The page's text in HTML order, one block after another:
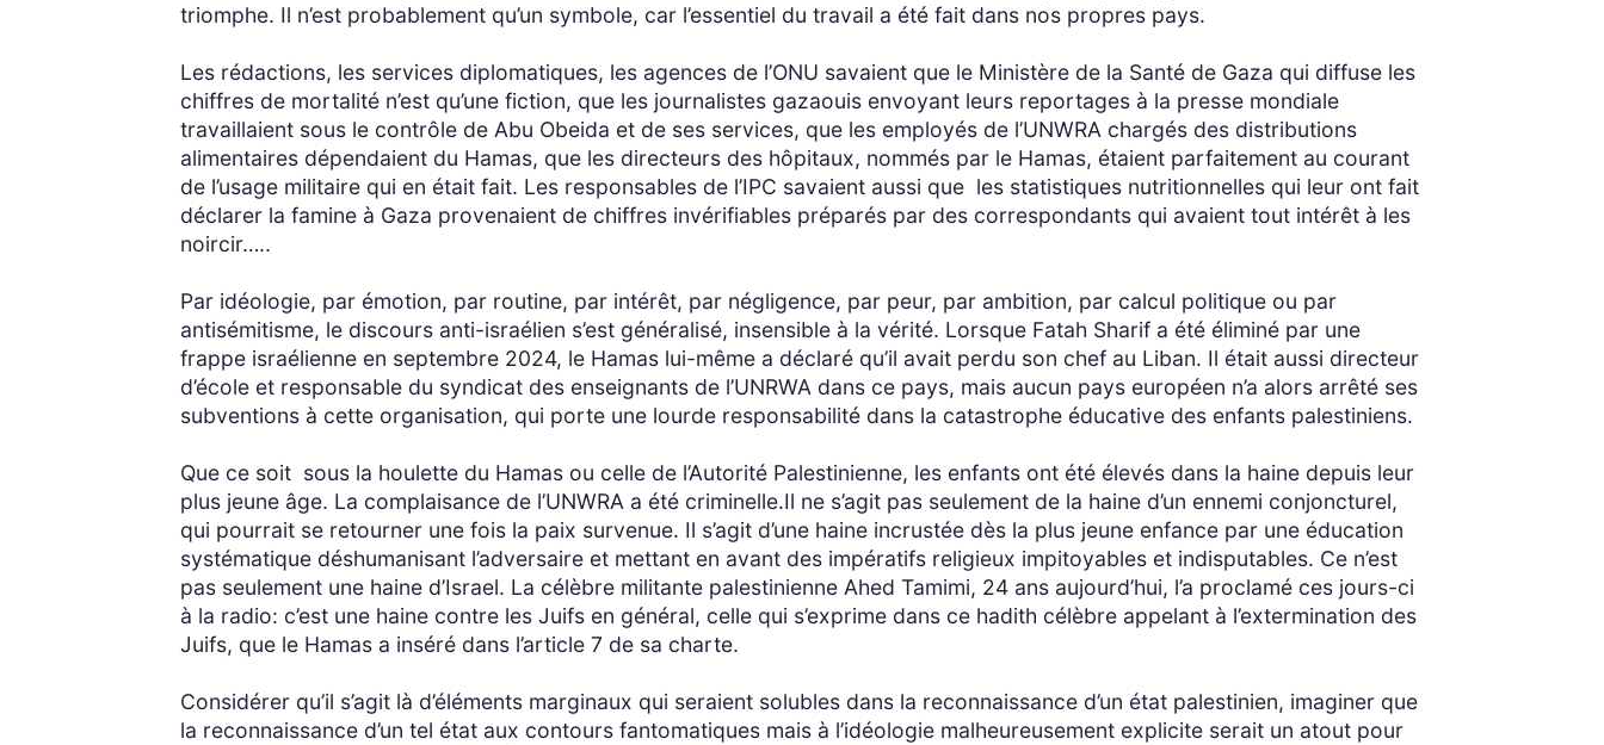
triomphe. Il n’est probablement qu’un symbole, car l’essentiel du travail a été fait dans nos propres pays.
Les rédactions, les services diplomatiques, les agences de l’ONU savaient que le Ministère de la Santé de Gaza qui diffuse les
chiffres de mortalité n’est qu’une fiction, que les journalistes gazaouis envoyant leurs reportages à la presse mondiale
travaillaient sous le contrôle de Abu Obeida et de ses services, que les employés de l’UNWRA chargés des distributions
alimentaires dépendaient du Hamas, que les directeurs des hôpitaux, nommés par le Hamas, étaient parfaitement au courant
de l’usage militaire qui en était fait. Les responsables de l’IPC savaient aussi que les statistiques nutritionnelles qui leur ont fait
déclarer la famine à Gaza provenaient de chiffres invérifiables préparés par des correspondants qui avaient tout intérêt à les
noircir…..
Par idéologie, par émotion, par routine, par intérêt, par négligence, par peur, par ambition, par calcul politique ou par
antisémitisme, le discours anti-israélien s’est généralisé, insensible à la vérité. Lorsque Fatah Sharif a été éliminé par une
frappe israélienne en septembre 2024, le Hamas lui-même a déclaré qu’il avait perdu son chef au Liban. Il était aussi directeur
d’école et responsable du syndicat des enseignants de l’UNRWA dans ce pays, mais aucun pays européen n’a alors arrêté ses
subventions à cette organisation, qui porte une lourde responsabilité dans la catastrophe éducative des enfants palestiniens.
Que ce soit sous la houlette du Hamas ou celle de l’Autorité Palestinienne, les enfants ont été élevés dans la haine depuis leur
plus jeune âge. La complaisance de l’UNWRA a été criminelle.Il ne s’agit pas seulement de la haine d’un ennemi conjoncturel,
qui pourrait se retourner une fois la paix survenue. Il s’agit d’une haine incrustée dès la plus jeune enfance par une éducation
systématique déshumanisant l’adversaire et mettant en avant des impératifs religieux impitoyables et indisputables. Ce n’est
pas seulement une haine d’Israel. La célèbre militante palestinienne Ahed Tamimi, 24 ans aujourd’hui, l’a proclamé ces jours-ci
à la radio: c’est une haine contre les Juifs en général, celle qui s’exprime dans ce hadith célèbre appelant à l’extermination des
Juifs, que le Hamas a inséré dans l’article 7 de sa charte.
Considérer qu’il s’agit là d’éléments marginaux qui seraient solubles dans la reconnaissance d’un état palestinien, imaginer que
la reconnaissance d’un tel état aux contours fantomatiques mais à l’idéologie malheureusement explicite serait un atout pour